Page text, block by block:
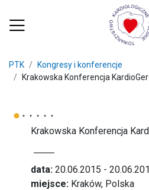
PTK
Kongresy i konferencje
Krakowska Konferencja
Krakowska Konferencja
data: 20.06.2015 -
miejsce: Kraków, Polska